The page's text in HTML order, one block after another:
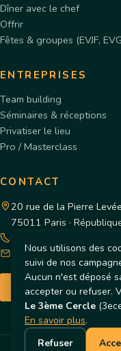
Dîner avec le chef
Offrir
Fêtes & groupes (EVJF,
ENTREPRISES
Team building
Séminaires & réceptions
Privatiser le lieu
Pro / Masterclass
CONTACT
20 rue de la Pierre Levée
75011 Paris ·
contact@cours-de-
LE 3ÈME CERCLE
Nous utilisons des
suivi de nos
Aucun n'est déposé
accepter ou refuser.
Le 3ème Cercle (
En savoir plus.
Refuser